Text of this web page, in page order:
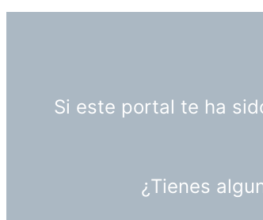
Si este portal te ha
¿Tienes